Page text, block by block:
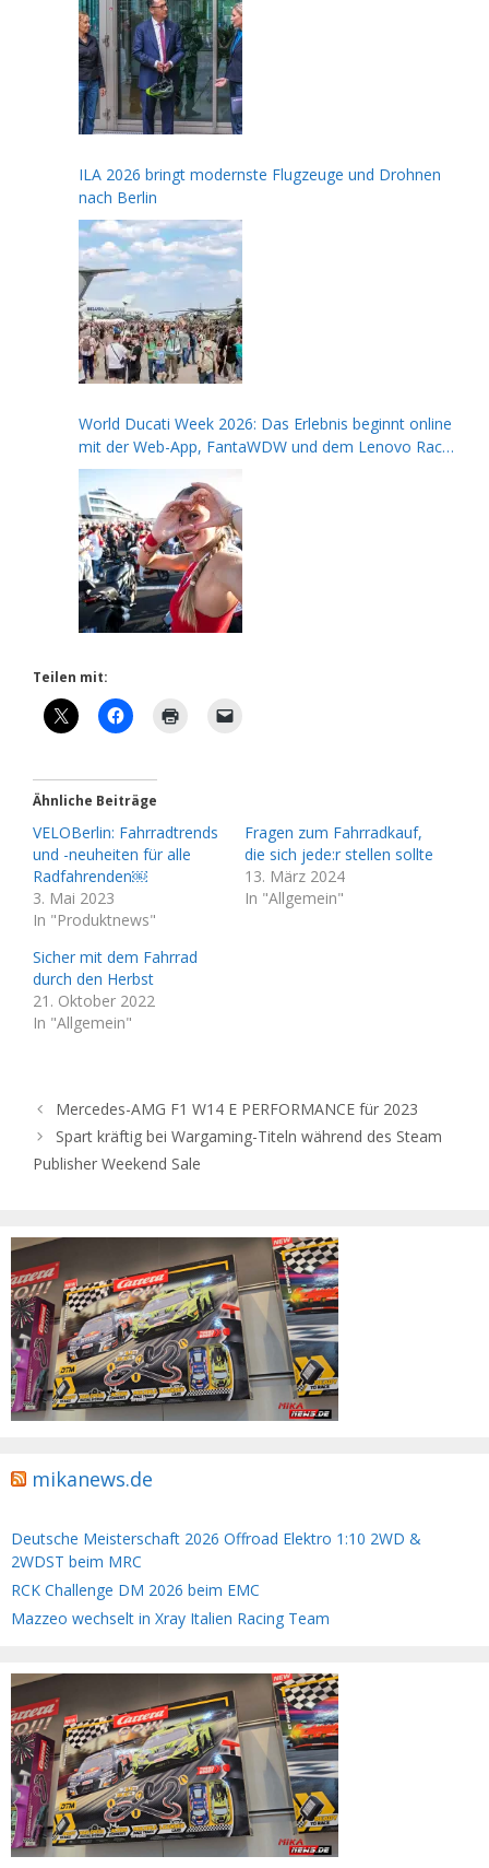
ILA 2026 bringt modernste Flugzeuge und Drohnen
nach Berlin
World Ducati Week 2026: Das Erlebnis beginnt online
mit der Web-App, FantaWDW und dem Lenovo Race
of Champions Contest
Teilen mit:
Ähnliche Beiträge
VELOBerlin: Fahrradtrends
und -neuheiten für alle
Radfahrenden￼
3. Mai 2023
In "Produktnews"
Fragen zum Fahrradkauf,
die sich jede:r stellen sollte
13. März 2024
In "Allgemein"
Sicher mit dem Fahrrad
durch den Herbst
21. Oktober 2022
In "Allgemein"
Mercedes-AMG F1 W14 E PERFORMANCE für 2023
Spart kräftig bei Wargaming-Titeln während des Steam
Publisher Weekend Sale
mikanews.de
Deutsche Meisterschaft 2026 Offroad Elektro 1:10 2WD &
2WDST beim MRC
RCK Challenge DM 2026 beim EMC
Mazzeo wechselt in Xray Italien Racing Team